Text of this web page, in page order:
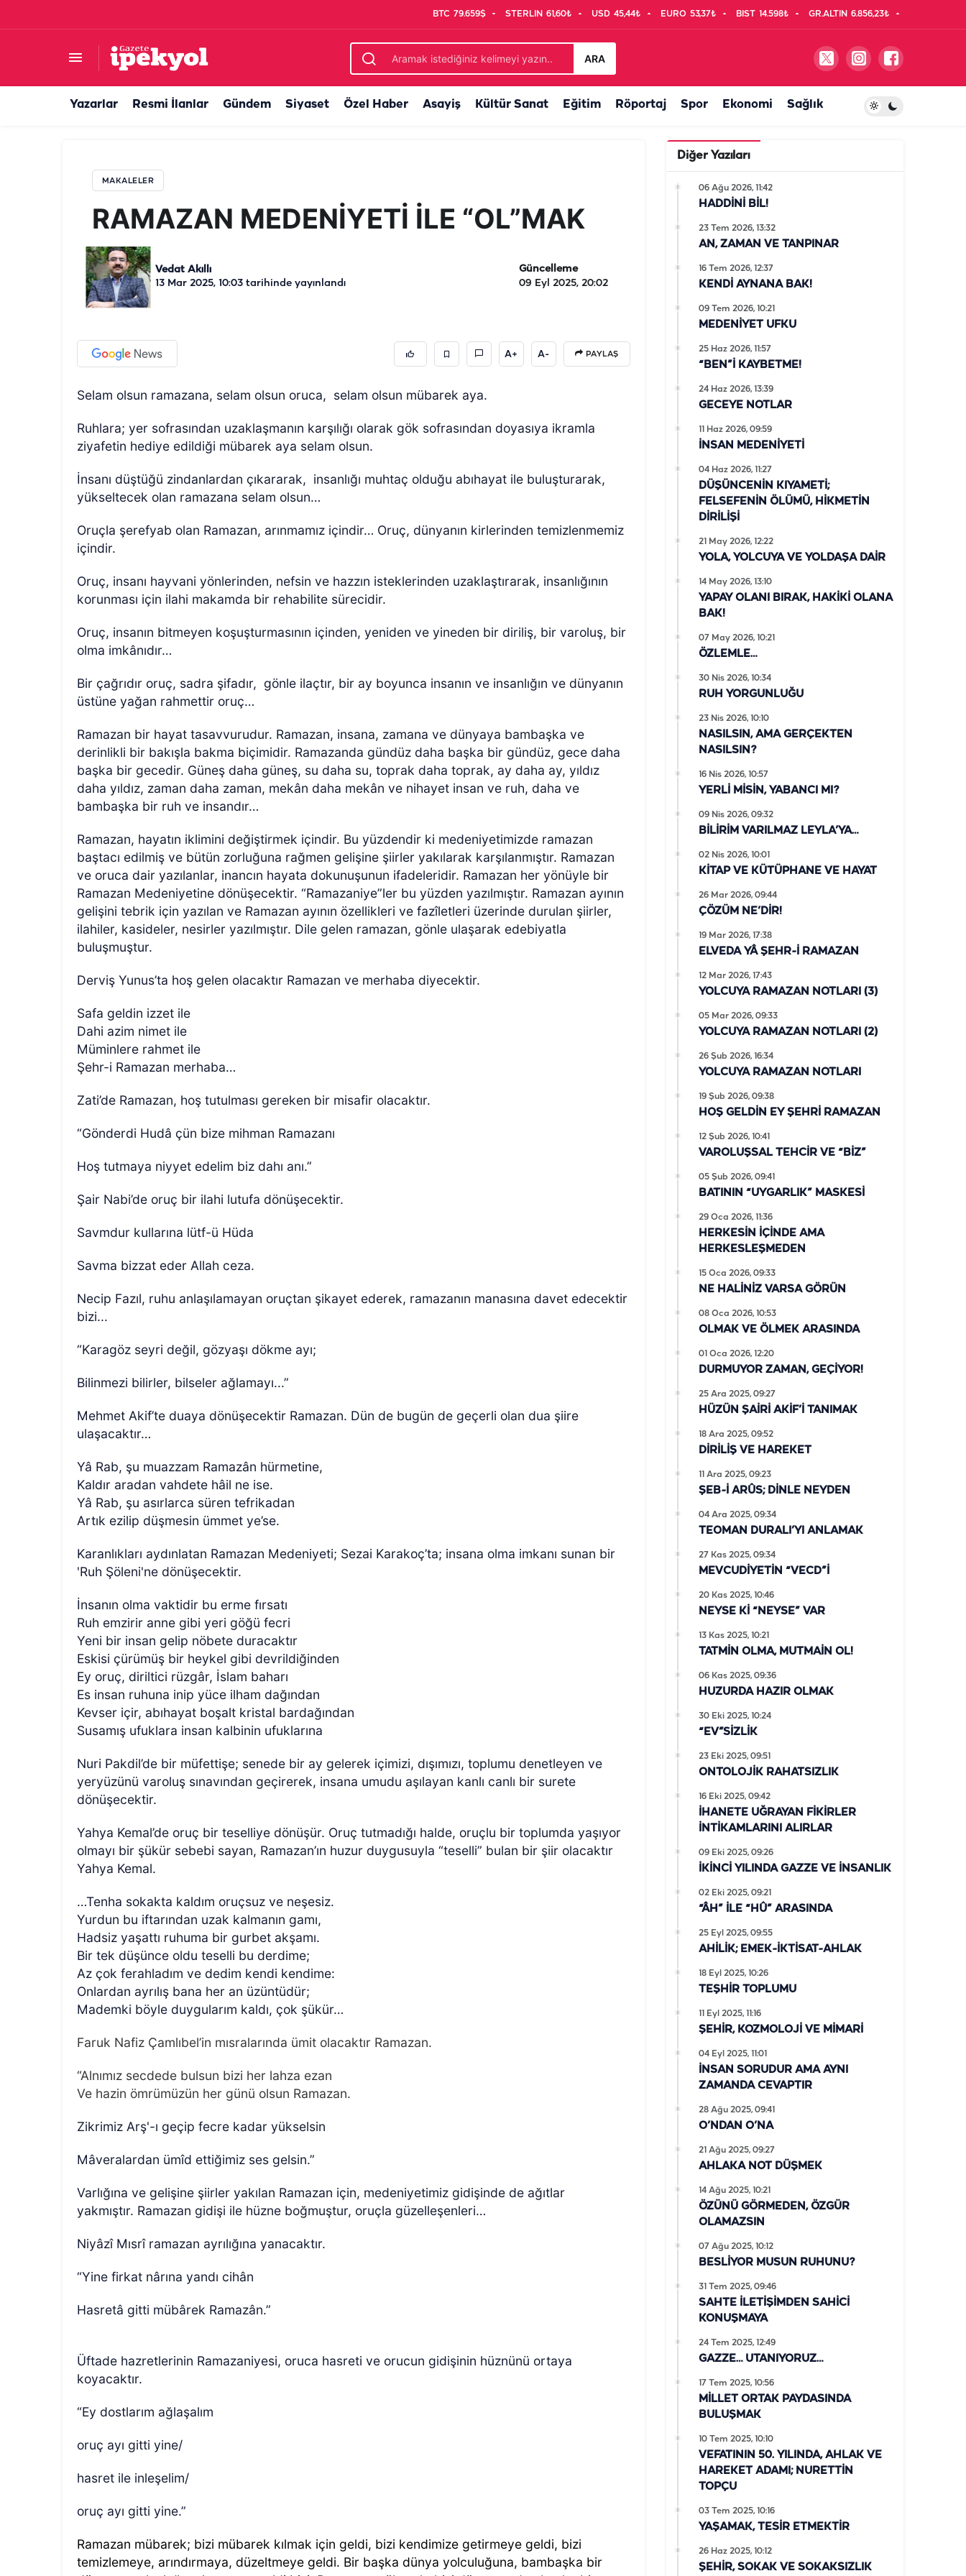
BTC 79.659$ STERLIN 61,60₺ USD 45,44₺ EURO 53,37₺ BIST 14.598₺ GR.ALTIN 6.856,23₺
ARA
Yazarlar Resmi İlanlar Gündem Siyaset Özel Haber Asayiş Kültür Sanat Eğitim Röportaj Spor Ekonomi Sağlık
MAKALELER
RAMAZAN MEDENİYETİ İLE “OL”MAK
Vedat Akıllı
13 Mar 2025, 10:03 tarihinde yayınlandı
Güncelleme
09 Eyl 2025, 20:02
A+ A- PAYLAŞ
Selam olsun ramazana, selam olsun oruca, selam olsun mübarek aya.
Ruhlara; yer sofrasından uzaklaşmanın karşılığı olarak gök sofrasından doyasıya ikramla
ziyafetin hediye edildiği mübarek aya selam olsun.
İnsanı düştüğü zindanlardan çıkararak, insanlığı muhtaç olduğu abıhayat ile buluşturarak,
yükseltecek olan ramazana selam olsun…
Oruçla şerefyab olan Ramazan, arınmamız içindir… Oruç, dünyanın kirlerinden temizlenmemiz
içindir.
Oruç, insanı hayvani yönlerinden, nefsin ve hazzın isteklerinden uzaklaştırarak, insanlığının
korunması için ilahi makamda bir rehabilite sürecidir.
Oruç, insanın bitmeyen koşuşturmasının içinden, yeniden ve yineden bir diriliş, bir varoluş, bir
olma imkânıdır…
Bir çağrıdır oruç, sadra şifadır, gönle ilaçtır, bir ay boyunca insanın ve insanlığın ve dünyanın
üstüne yağan rahmettir oruç…
Ramazan bir hayat tasavvurudur. Ramazan, insana, zamana ve dünyaya bambaşka ve
derinlikli bir bakışla bakma biçimidir. Ramazanda gündüz daha başka bir gündüz, gece daha
başka bir gecedir. Güneş daha güneş, su daha su, toprak daha toprak, ay daha ay, yıldız
daha yıldız, zaman daha zaman, mekân daha mekân ve nihayet insan ve ruh, daha ve
bambaşka bir ruh ve insandır…
Ramazan, hayatın iklimini değiştirmek içindir. Bu yüzdendir ki medeniyetimizde ramazan
baştacı edilmiş ve bütün zorluğuna rağmen gelişine şiirler yakılarak karşılanmıştır. Ramazan
ve oruca dair yazılanlar, inancın hayata dokunuşunun ifadeleridir. Ramazan her yönüyle bir
Ramazan Medeniyetine dönüşecektir. “Ramazaniye”ler bu yüzden yazılmıştır. Ramazan ayının
gelişini tebrik için yazılan ve Ramazan ayının özellikleri ve fazîletleri üzerinde durulan şiirler,
ilahiler, kasideler, nesirler yazılmıştır. Dile gelen ramazan, gönle ulaşarak edebiyatla
buluşmuştur.
Derviş Yunus’ta hoş gelen olacaktır Ramazan ve merhaba diyecektir.
Safa geldin izzet ile
Dahi azim nimet ile
Müminlere rahmet ile
Şehr-i Ramazan merhaba…
Zati’de Ramazan, hoş tutulması gereken bir misafir olacaktır.
“Gönderdi Hudâ çün bize mihman Ramazanı
Hoş tutmaya niyyet edelim biz dahı anı.”
Şair Nabi’de oruç bir ilahi lutufa dönüşecektir.
Savmdur kullarına lütf-ü Hüda
Savma bizzat eder Allah ceza.
Necip Fazıl, ruhu anlaşılamayan oruçtan şikayet ederek, ramazanın manasına davet edecektir
bizi...
“Karagöz seyri değil, gözyaşı dökme ayı;
Bilinmezi bilirler, bilseler ağlamayı...”
Mehmet Akif’te duaya dönüşecektir Ramazan. Dün de bugün de geçerli olan dua şiire
ulaşacaktır…
Yâ Rab, şu muazzam Ramazân hürmetine,
Kaldır aradan vahdete hâil ne ise.
Yâ Rab, şu asırlarca süren tefrikadan
Artık ezilip düşmesin ümmet ye’se.
Karanlıkları aydınlatan Ramazan Medeniyeti; Sezai Karakoç’ta; insana olma imkanı sunan bir
'Ruh Şöleni'ne dönüşecektir.
İnsanın olma vaktidir bu erme fırsatı
Ruh emzirir anne gibi yeri göğü fecri
Yeni bir insan gelip nöbete duracaktır
Eskisi çürümüş bir heykel gibi devrildiğinden
Ey oruç, diriltici rüzgâr, İslam baharı
Es insan ruhuna inip yüce ilham dağından
Kevser içir, abıhayat boşalt kristal bardağından
Susamış ufuklara insan kalbinin ufuklarına
Nuri Pakdil’de bir müfettişe; senede bir ay gelerek içimizi, dışımızı, toplumu denetleyen ve
yeryüzünü varoluş sınavından geçirerek, insana umudu aşılayan kanlı canlı bir surete
dönüşecektir.
Yahya Kemal’de oruç bir teselliye dönüşür. Oruç tutmadığı halde, oruçlu bir toplumda yaşıyor
olmayı bir şükür sebebi sayan, Ramazan’ın huzur duygusuyla “teselli” bulan bir şiir olacaktır
Yahya Kemal.
…Tenha sokakta kaldım oruçsuz ve neşesiz.
Yurdun bu iftarından uzak kalmanın gamı,
Hadsiz yaşattı ruhuma bir gurbet akşamı.
Bir tek düşünce oldu teselli bu derdime;
Az çok ferahladım ve dedim kendi kendime:
Onlardan ayrılış bana her an üzüntüdür;
Mademki böyle duygularım kaldı, çok şükür…
Faruk Nafiz Çamlıbel’in mısralarında ümit olacaktır Ramazan.
“Alnımız secdede bulsun bizi her lahza ezan
Ve hazin ömrümüzün her günü olsun Ramazan.
Zikrimiz Arş'-ı geçip fecre kadar yükselsin
Mâveralardan ümîd ettiğimiz ses gelsin.”
Varlığına ve gelişine şiirler yakılan Ramazan için, medeniyetimiz gidişinde de ağıtlar
yakmıştır. Ramazan gidişi ile hüzne boğmuştur, oruçla güzelleşenleri…
Niyâzî Mısrî ramazan ayrılığına yanacaktır.
“Yine firkat nârına yandı cihân
Hasretâ gitti mübârek Ramazân.”
Üftade hazretlerinin Ramazaniyesi, oruca hasreti ve orucun gidişinin hüznünü ortaya
koyacaktır.
“Ey dostlarım ağlaşalım
oruç ayı gitti yine/
hasret ile inleşelim/
oruç ayı gitti yine.”
Ramazan mübarek; bizi mübarek kılmak için geldi, bizi kendimize getirmeye geldi, bizi
temizlemeye, arındırmaya, düzeltmeye geldi. Bir başka dünya yolculuğuna, bambaşka bir
Diğer Yazıları
HADDİNİ BİL!
06 Ağu 2026, 11:42
AN, ZAMAN VE TANPINAR
23 Tem 2026, 13:32
KENDİ AYNANA BAK!
16 Tem 2026, 12:37
MEDENİYET UFKU
09 Tem 2026, 10:21
“BEN”İ KAYBETME!
25 Haz 2026, 11:57
GECEYE NOTLAR
24 Haz 2026, 13:39
İNSAN MEDENİYETİ
11 Haz 2026, 09:59
DÜŞÜNCENİN KIYAMETİ;
FELSEFENİN ÖLÜMÜ, HİKMETİN
DİRİLİŞİ
04 Haz 2026, 11:27
YOLA, YOLCUYA VE YOLDAŞA DAİR
21 May 2026, 12:22
YAPAY OLANI BIRAK, HAKİKİ OLANA
BAK!
14 May 2026, 13:10
ÖZLEMLE…
07 May 2026, 10:21
RUH YORGUNLUĞU
30 Nis 2026, 10:34
NASILSIN, AMA GERÇEKTEN
NASILSIN?
23 Nis 2026, 10:10
YERLİ MİSİN, YABANCI MI?
16 Nis 2026, 10:57
BİLİRİM VARILMAZ LEYLA’YA…
09 Nis 2026, 09:32
KİTAP VE KÜTÜPHANE VE HAYAT
02 Nis 2026, 10:01
ÇÖZÜM NE’DİR!
26 Mar 2026, 09:44
ELVEDA YÂ ŞEHR-İ RAMAZAN
19 Mar 2026, 17:38
YOLCUYA RAMAZAN NOTLARI (3)
12 Mar 2026, 17:43
YOLCUYA RAMAZAN NOTLARI (2)
05 Mar 2026, 09:33
YOLCUYA RAMAZAN NOTLARI
26 Şub 2026, 16:34
HOŞ GELDİN EY ŞEHRİ RAMAZAN
19 Şub 2026, 09:38
VAROLUŞSAL TEHCİR VE “BİZ”
12 Şub 2026, 10:41
BATININ “UYGARLIK” MASKESİ
05 Şub 2026, 09:41
HERKESİN İÇİNDE AMA
HERKESLEŞMEDEN
29 Oca 2026, 11:36
NE HALİNİZ VARSA GÖRÜN
15 Oca 2026, 09:33
OLMAK VE ÖLMEK ARASINDA
08 Oca 2026, 10:53
DURMUYOR ZAMAN, GEÇİYOR!
01 Oca 2026, 12:20
HÜZÜN ŞAİRİ AKİF’İ TANIMAK
25 Ara 2025, 09:27
DİRİLİŞ VE HAREKET
18 Ara 2025, 09:52
ŞEB-İ ARÛS; DİNLE NEYDEN
11 Ara 2025, 09:23
TEOMAN DURALI’YI ANLAMAK
04 Ara 2025, 09:34
MEVCUDİYETİN “VECD”İ
27 Kas 2025, 09:34
NEYSE Kİ “NEYSE” VAR
20 Kas 2025, 10:46
TATMİN OLMA, MUTMAİN OL!
13 Kas 2025, 10:21
HUZURDA HAZIR OLMAK
06 Kas 2025, 09:36
“EV”SİZLİK
30 Eki 2025, 10:24
ONTOLOJİK RAHATSIZLIK
23 Eki 2025, 09:51
İHANETE UĞRAYAN FİKİRLER
İNTİKAMLARINI ALIRLAR
16 Eki 2025, 09:42
İKİNCİ YILINDA GAZZE VE İNSANLIK
09 Eki 2025, 09:26
“ÂH” İLE “HÛ” ARASINDA
02 Eki 2025, 09:21
AHİLİK; EMEK-İKTİSAT-AHLAK
25 Eyl 2025, 09:55
TEŞHİR TOPLUMU
18 Eyl 2025, 10:26
ŞEHİR, KOZMOLOJİ VE MİMARİ
11 Eyl 2025, 11:16
İNSAN SORUDUR AMA AYNI
ZAMANDA CEVAPTIR
04 Eyl 2025, 11:01
O’NDAN O’NA
28 Ağu 2025, 09:41
AHLAKA NOT DÜŞMEK
21 Ağu 2025, 09:27
ÖZÜNÜ GÖRMEDEN, ÖZGÜR
OLAMAZSIN
14 Ağu 2025, 10:21
BESLİYOR MUSUN RUHUNU?
07 Ağu 2025, 10:12
SAHTE İLETİŞİMDEN SAHİCİ
KONUŞMAYA
31 Tem 2025, 09:46
GAZZE… UTANIYORUZ…
24 Tem 2025, 12:49
MİLLET ORTAK PAYDASINDA
BULUŞMAK
17 Tem 2025, 10:56
VEFATININ 50. YILINDA, AHLAK VE
HAREKET ADAMI; NURETTİN
TOPÇU
10 Tem 2025, 10:10
YAŞAMAK, TESİR ETMEKTİR
03 Tem 2025, 10:16
ŞEHİR, SOKAK VE SOKAKSIZLIK
26 Haz 2025, 10:12